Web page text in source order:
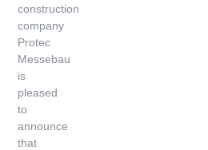
construction
company
Protec
Messebau
is
pleased
to
announce
that